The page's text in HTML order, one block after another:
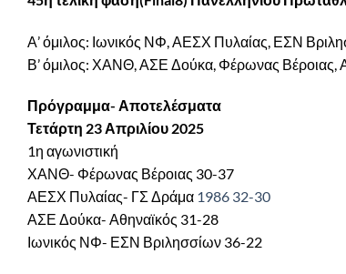
Α’ όμιλος: Ιωνικός ΝΦ, ΑΕΣΧ Πυλαίας, ΕΣΝ
Β’ όμιλος: ΧΑΝΘ, ΑΣΕ Δούκα, Φέρωνας Βέροιας,
Πρόγραμμα- Αποτελέσματα
Τετάρτη 23 Απριλίου 2025
1η αγωνιστική
ΧΑΝΘ- Φέρωνας Βέροιας 30-37
ΑΕΣΧ Πυλαίας- ΓΣ Δράμα 1986 32-30
ΑΣΕ Δούκα- Αθηναϊκός 31-28
Ιωνικός ΝΦ- ΕΣΝ Βριλησσίων 36-22